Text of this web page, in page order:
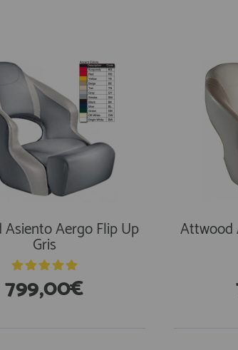
Aergo Flip Up
Gris
799,00€
Attwood